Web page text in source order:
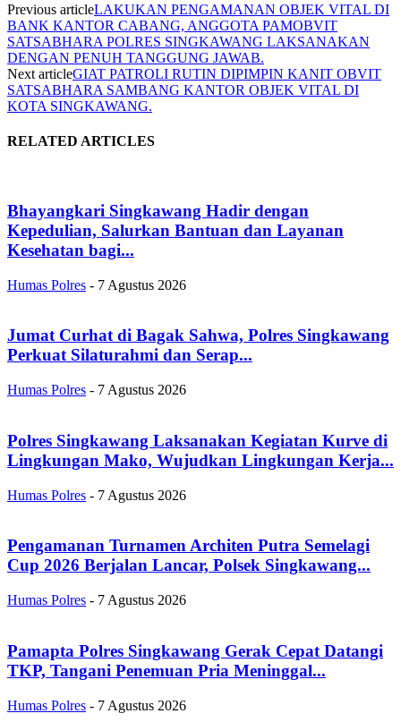
Previous articleLAKUKAN PENGAMANAN OBJEK VITAL DI
BANK KANTOR CABANG, ANGGOTA PAMOBVIT
SATSABHARA POLRES SINGKAWANG LAKSANAKAN
DENGAN PENUH TANGGUNG JAWAB.
Next articleGIAT PATROLI RUTIN DIPIMPIN KANIT OBVIT
SATSABHARA SAMBANG KANTOR OBJEK VITAL DI
KOTA SINGKAWANG.
RELATED ARTICLES
Bhayangkari Singkawang Hadir dengan
Kepedulian, Salurkan Bantuan dan Layanan
Kesehatan bagi...
Humas Polres - 7 Agustus 2026
Jumat Curhat di Bagak Sahwa, Polres Singkawang
Perkuat Silaturahmi dan Serap...
Humas Polres - 7 Agustus 2026
Polres Singkawang Laksanakan Kegiatan Kurve di
Lingkungan Mako, Wujudkan Lingkungan Kerja...
Humas Polres - 7 Agustus 2026
Pengamanan Turnamen Architen Putra Semelagi
Cup 2026 Berjalan Lancar, Polsek Singkawang...
Humas Polres - 7 Agustus 2026
Pamapta Polres Singkawang Gerak Cepat Datangi
TKP, Tangani Penemuan Pria Meninggal...
Humas Polres - 7 Agustus 2026